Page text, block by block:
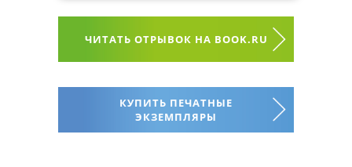
ЧИТАТЬ ОТРЫВОК НА BOOK.RU
КУПИТЬ ПЕЧАТНЫЕ
ЭКЗЕМПЛЯРЫ